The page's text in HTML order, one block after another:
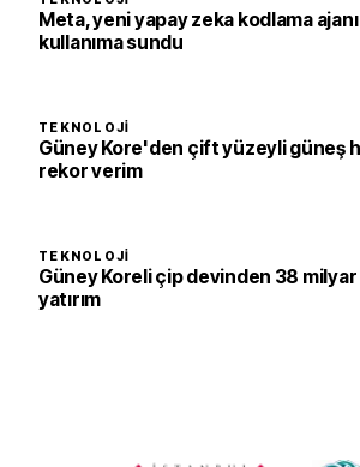
Meta, yeni yapay zeka kodlama
kullanıma sundu
TEKNOLOJI
Güney Kore'den çift yüzeyli güneş
rekor verim
TEKNOLOJI
Güney Koreli çip devinden 38 milyar
yatırım